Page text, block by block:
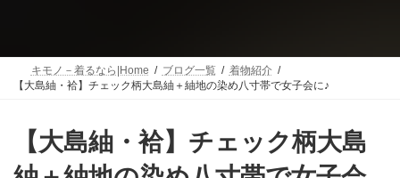
キモノ－着るなら|Home ブログ一覧
着物紹介
【大島紬・袷】チェック柄大島紬＋紬地の染め八寸帯で女子会に♪
【大島紬・袷】チェック柄大島